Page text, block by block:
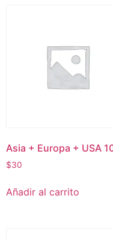
Asia + Europa + USA
$30
Añadir al carrito